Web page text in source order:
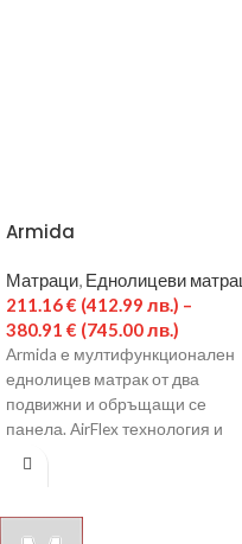
Armida
Матраци Еднолицеви
211.16€ (412.99 лв.) –
380.91 € (745.00 лв.)
Armida е мултифункционален
еднолицев матрак от два
подвижни и обръщащи се
панела. AirFlex технология и
множеството вентилационни